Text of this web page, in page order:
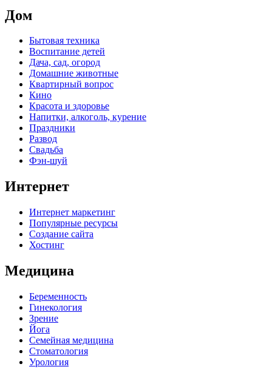
Дом
Бытовая техника
Воспитание детей
Дача, сад, огород
Домашние животные
Квартирный вопрос
Кино
Красота и здоровье
Напитки, алкоголь, курение
Праздники
Развод
Свадьба
Фэн-шуй
Интернет
Интернет маркетинг
Популярные ресурсы
Создание сайта
Хостинг
Медицина
Беременность
Гинекология
Зрение
Йога
Семейная медицина
Стоматология
Урология